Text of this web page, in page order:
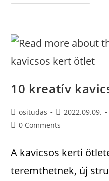
10 kreatív
ositudas 2022.09.09.
0 Comments
A kavicsos kerti
teremthetnek, új